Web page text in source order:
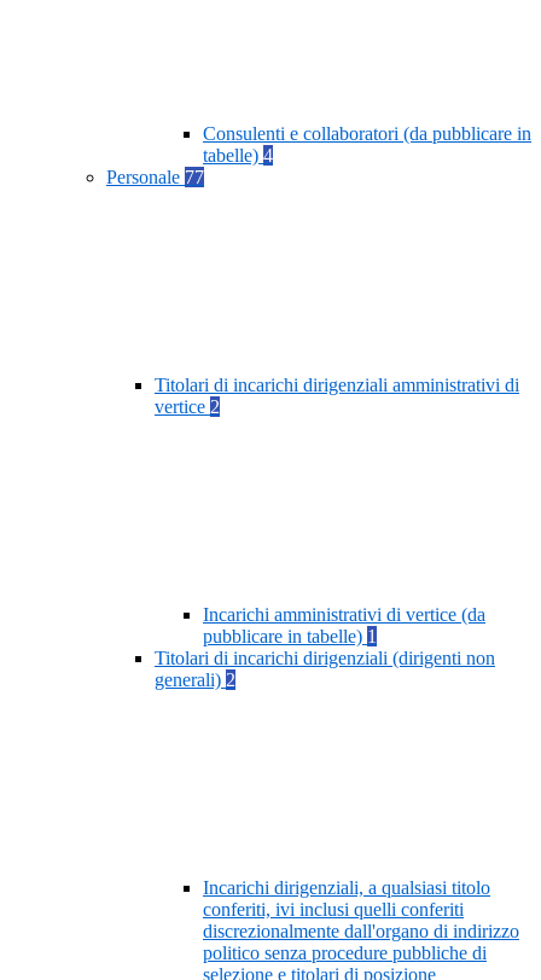
Consulenti e collaboratori (da pubblicare in
tabelle) 4
Personale 77
Titolari di incarichi dirigenziali amministrativi di
vertice 2
Incarichi amministrativi di vertice (da
pubblicare in tabelle) 1
Titolari di incarichi dirigenziali (dirigenti non
generali) 2
Incarichi dirigenziali, a qualsiasi titolo
conferiti, ivi inclusi quelli conferiti
discrezionalmente dall'organo di indirizzo
politico senza procedure pubbliche di
selezione e titolari di posizione